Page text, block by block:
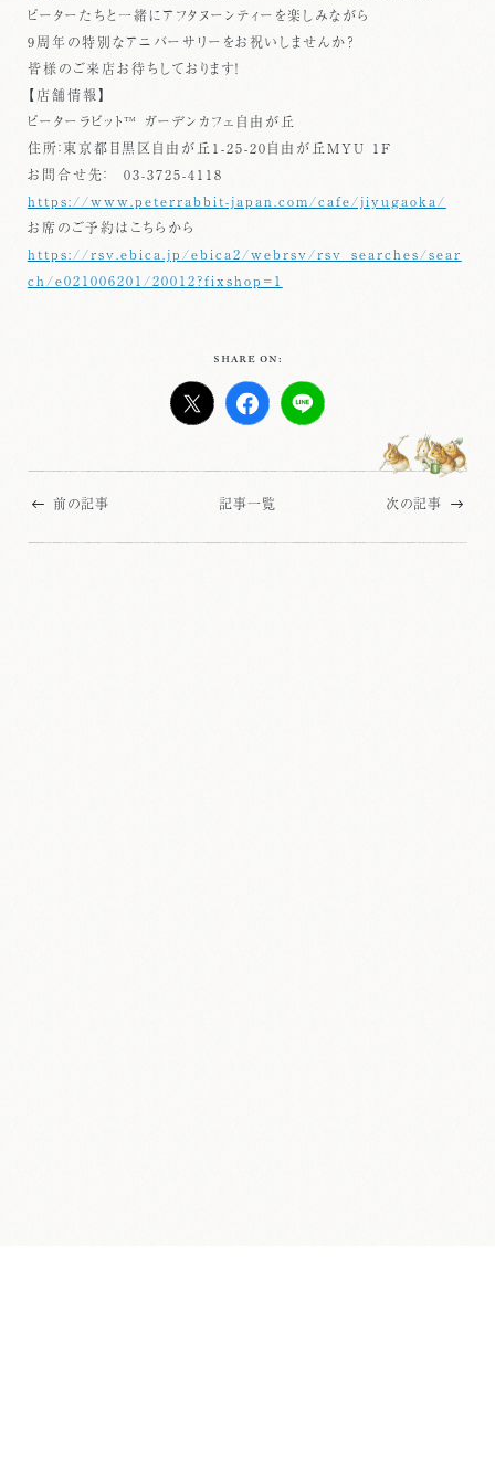
ピーターたちと一緒にアフタヌーンティーを楽しみながら
9周年の特別なアニバーサリーをお祝いしませんか？
皆様のご来店お待ちしております！
【店舗情報】
ピーターラビット™ ガーデンカフェ自由が丘
住所：東京都目黒区自由が丘1-25-20自由が丘MYU 1F
お問合せ先： 03-3725-4118
https://www.peterrabbit-japan.com/cafe/jiyugaoka/
お席のご予約はこちらから
https://rsv.ebica.jp/ebica2/webrsv/rsv_searches/sear
ch/e021006201/20012?fixshop=1
SHARE ON:
前の記事 記事一覧 次の記事